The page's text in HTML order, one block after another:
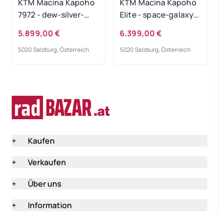
KTM Macina Kapoho
7972 - dew-silver-
M
5.899,00 €
5020 Salzburg, Österreich
KTM Macina Kapoho
Elite - space-galaxy-
M
6.399,00 €
5020 Salzburg, Österreich
+
Kaufen
+
Verkaufen
+
Über uns
+
Information